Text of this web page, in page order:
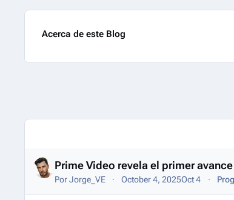
Acerca de este Blog
Entries in this blog
Prime Video revela el primer
PorJorge_VE October 4, 2025Oct 4